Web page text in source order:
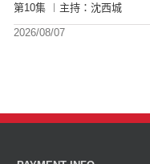
第10集 ︱主持：沈西城
2026/08/07